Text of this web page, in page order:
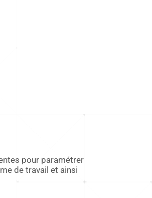
pour paramétrer
de travail et ainsi